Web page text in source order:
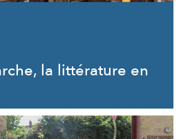
la littérature en